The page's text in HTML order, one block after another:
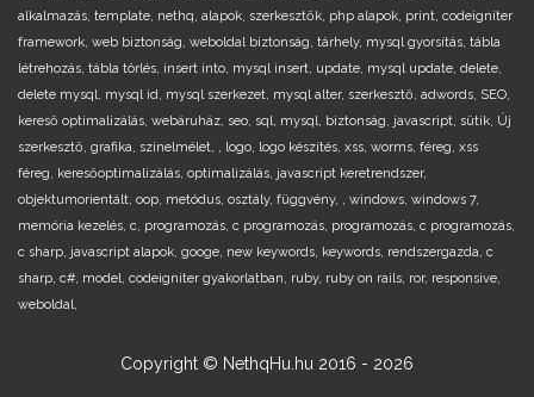
alkalmazás, template, nethq, alapok, szerkesztők, php alapok, print, codeigniter
framework, web biztonság, weboldal biztonság, tárhely, mysql gyorsítás, tábla
létrehozás, tábla törlés, insert into, mysql insert, update, mysql update, delete,
delete mysql, mysql id, mysql szerkezet, mysql alter, szerkesztő, adwords, SEO,
kereső optimalizálás, webáruház, seo, sql, mysql, biztonság, javascript, sütik, Új
szerkesztő, grafika, színelmélet, , logo, logo készítés, xss, worms, féreg, xss
féreg, keresőoptimalizálás, optimalizálás, javascript keretrendszer,
objektumorientált, oop, metódus, osztály, függvény, , windows, windows 7,
memória kezelés, c, programozás, c programozás, programozás, c programozás,
c sharp, javascript alapok, googe, new keywords, keywords, rendszergazda, c
sharp, c#, model, codeigniter gyakorlatban, ruby, ruby on rails, ror, responsive,
weboldal,
Copyright © NethqHu.hu 2016 - 2026